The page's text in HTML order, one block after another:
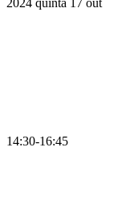
14:30-16:45